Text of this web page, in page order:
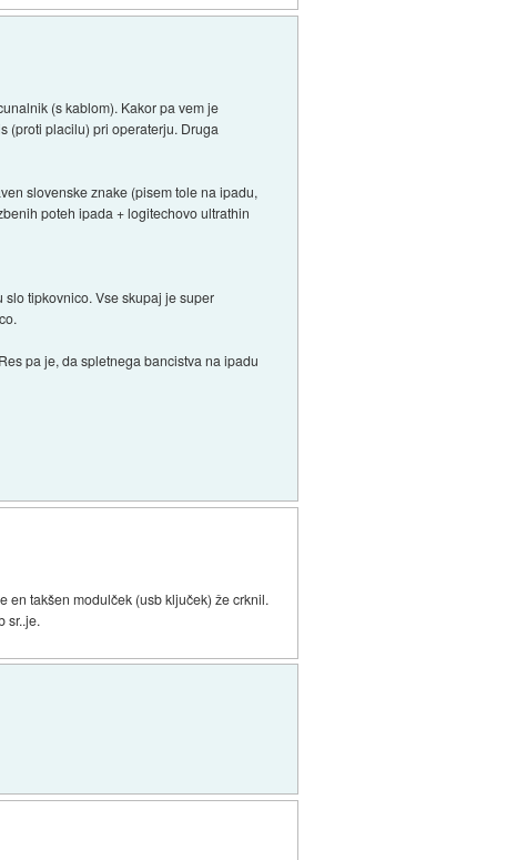
(s kablom). Kakor pa vem je
(proti placilu) pri operaterju. Druga
slovenske znake (pisem tole na ipadu,
poteh ipada + logitechovo ultrathin
tipkovnico. Vse skupaj je super
pa je, da spletnega bancistva na ipadu
en takšen modulček (usb ključek) že crknil.
sr..je.